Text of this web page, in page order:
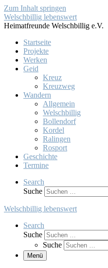
Zum Inhalt springen
Welschbillig lebenswert
Heimatfreunde Welschbillig e.V.
Startseite
Projekte
Werken
Geid
Kreuz
Kreuzweg
Wandern
Allgemein
Welschbillig
Bollendorf
Kordel
Ralingen
Rosport
Geschichte
Termine
Search
Suche
Welschbillig lebenswert
Search
Suche
Suche
Menü